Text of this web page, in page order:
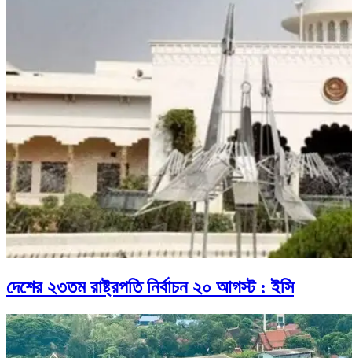
দেশের ২৩তম রাষ্ট্রপতি নির্বাচন ২০ আগস্ট : ইসি